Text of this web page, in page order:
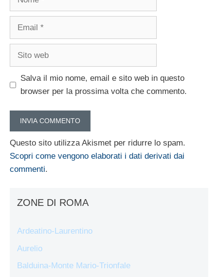
Email
Sito
Salva il mio nome, email e sito web in questo
browser per la prossima volta che commento.
Questo sito utilizza Akismet per ridurre lo spam.
Scopri come vengono elaborati i dati derivati dai
commenti.
ZONE DI ROMA
Ardeatino-Laurentino
Aurelio
Balduina-Monte Mario-Trionfale